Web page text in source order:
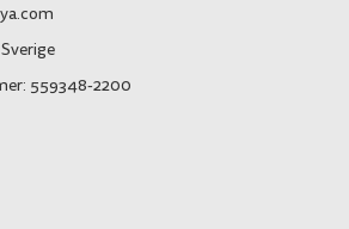
559348-2200